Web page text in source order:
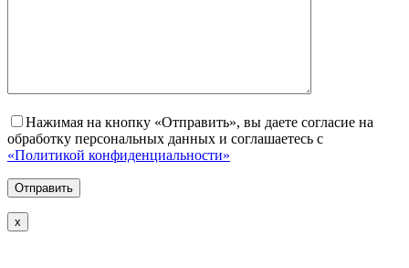
Нажимая на кнопку «Отправить», вы даете согласие на
обработку персональных данных и соглашаетесь с
«Политикой конфиденциальности»
х